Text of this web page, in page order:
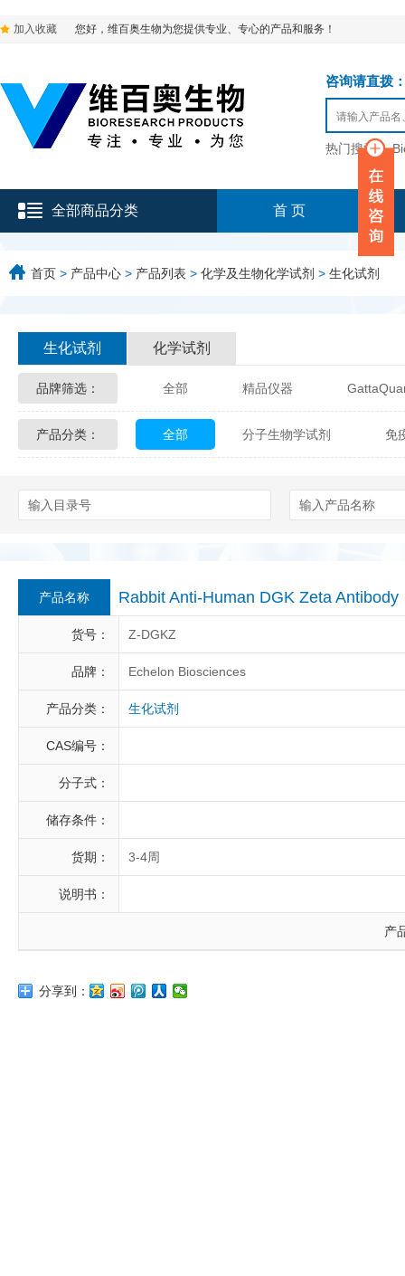
加入收藏 您好，维百奥生物为您提供专业、专心的产品和服务！
咨询请直拨
热门搜索：
全部商品分类 首 页
首页 > 产品中心 > 产品列表 > 化学及生物化学试剂 > 生化试剂
生化试剂 化学试剂
品牌筛选： 全部 精品仪器
Glycon Biochem Sterlitech
Berry & Associates
LGC Maine Standards
Abbexa AbD Serotec
产品分类： 全部 分子生物学试剂 免
产品名称 Rabbit Anti-Human DGK Zeta
货号： Z-DGKZ
品牌： Echelon Biosciences
产品分类： 生化试剂
CAS编号：
分子式：
储存条件：
货期： 3-4周
说明书：
产
分享到：